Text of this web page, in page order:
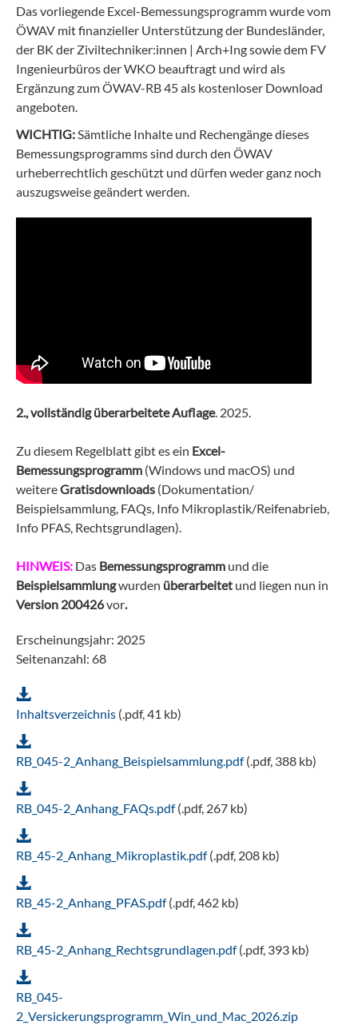
Das vorliegende Excel-Bemessungsprogramm wurde vom
ÖWAV mit finanzieller Unterstützung der Bundesländer,
der BK der Ziviltechniker:innen | Arch+Ing sowie dem FV
Ingenieurbüros der WKO beauftragt und wird als
Ergänzung zum ÖWAV-RB 45 als kostenloser Download
angeboten.
WICHTIG:Sämtliche Inhalte und Rechengänge dieses
Bemessungsprogramms sind durch den ÖWAV
urheberrechtlich geschützt und dürfen weder ganz noch
auszugsweise geändert werden.
2., vollständig überarbeitete Auflage. 2025.
Zu diesem Regelblatt gibt es ein Excel-
Bemessungsprogramm (Windows und macOS) und
weitereGratisdownloads (Dokumentation/
Beispielsammlung, FAQs, Info Mikroplastik/Reifenabrieb,
Info PFAS, Rechtsgrundlagen).
HINWEIS: Das Bemessungsprogramm und die
Beispielsammlungwurden überarbeitet und liegen nun in
Version 200426vor.
Erscheinungsjahr: 2025
Seitenanzahl: 68
Inhaltsverzeichnis (.pdf, 41 kb)
RB_045-2_Anhang_Beispielsammlung.pdf(.pdf, 388 kb)
RB_045-2_Anhang_FAQs.pdf(.pdf, 267 kb)
RB_45-2_Anhang_Mikroplastik.pdf(.pdf, 208 kb)
RB_45-2_Anhang_PFAS.pdf(.pdf, 462 kb)
RB_45-2_Anhang_Rechtsgrundlagen.pdf(.pdf, 393 kb)
RB_045-
2_Versickerungsprogramm_Win_und_Mac_2026.zip